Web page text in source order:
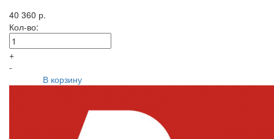
40 360 р.
Кол-во:
+
-
В корзину